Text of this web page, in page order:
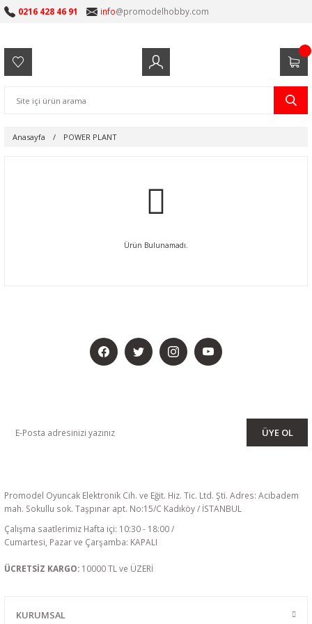
0216 428 46 91 info@promodelhobby.com
Anasayfa POWER PLANT
Ürün Bulunamadı.
ÜYE OL
Promodel Oyuncak Elektronik Cih. ve Eğit. Hiz. Tic. Ltd. Şti. Adres: Acıbadem
mah. Sokullu sok. Taşpınar apt. No:15/C Kadıköy / İSTANBUL
Çalışma saatlerimiz Hafta içi: 10:30 - 18:00 /
Cumartesi, Pazar ve Çarşamba: KAPALI
ÜCRETSİZ KARGO: 10000 TL ve ÜZERİ
KURUMSAL